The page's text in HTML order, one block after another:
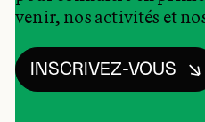
venir, nos activités et
INSCRIVEZ-VOUS